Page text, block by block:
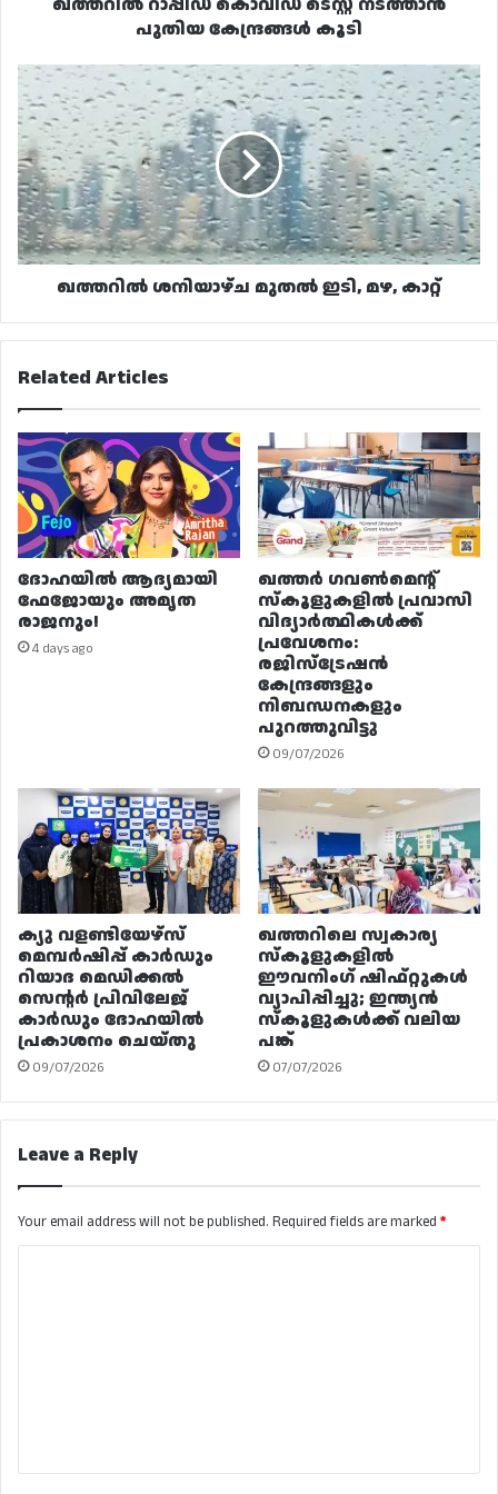
ഖത്തറിൽ റാപ്പിഡ് കൊവിഡ് ടെസ്റ്റ് നടത്താൻ
പുതിയ കേന്ദ്രങ്ങൾ കൂടി
ഖത്തറിൽ
ശനിയാഴ്ച
മുതൽ
ഇടി,
മഴ,
കാറ്റ്
ഖത്തറിൽ ശനിയാഴ്ച മുതൽ ഇടി, മഴ, കാറ്റ്
Related Articles
ദോഹയിൽ ആദ്യമായി
ഫേജോയും അമൃത
രാജനും!
4 days ago
ഖത്തർ ഗവൺമെന്റ്
സ്കൂളുകളിൽ പ്രവാസി
വിദ്യാർത്ഥികൾക്ക്
പ്രവേശനം:
രജിസ്ട്രേഷൻ
കേന്ദ്രങ്ങളും
നിബന്ധനകളും
പുറത്തുവിട്ടു
09/07/2026
ക്യു വളണ്ടിയേഴ്‌സ്
മെമ്പർഷിപ്പ് കാർഡും
റിയാദ മെഡിക്കൽ
സെന്റർ പ്രിവിലേജ്
കാർഡും ദോഹയിൽ
പ്രകാശനം ചെയ്തു
09/07/2026
ഖത്തറിലെ സ്വകാര്യ
സ്കൂളുകളിൽ
ഈവനിംഗ് ഷിഫ്റ്റുകൾ
വ്യാപിപ്പിച്ചു; ഇന്ത്യൻ
സ്കൂളുകൾക്ക് വലിയ
പങ്ക്
07/07/2026
Leave a Reply
Your email address will not be published. Required fields are marked *